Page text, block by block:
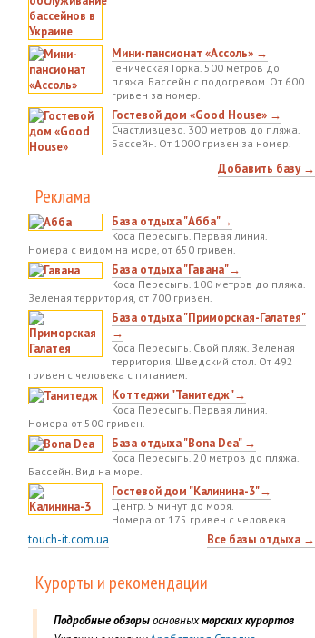
Мини-пансионат «Ассоль» →
Геническая Горка. 500 метров до
пляжа. Бассейн с подогревом. От 600
гривен за номер.
Гостевой дом «Good House» →
Счастливцево. 300 метров до пляжа.
Бассейн. От 1000 гривен за номер.
Добавить базу →
Реклама
База отдыха "Абба"→
Коса Пересыпь. Первая линия.
Номера с видом на море, от 650 гривен.
База отдыха "Гавана"→
Коса Пересыпь. 100 метров до пляжа.
Зеленая территория, от 700 гривен.
База отдыха "Приморская-Галатея"
→
Коса Пересыпь. Свой пляж. Зеленая
территория. Шведский стол. От 492
гривен с человека с питанием.
Коттеджи "Танитедж"→
Коса Пересыпь. Первая линия.
Номера от 500 гривен.
База отдыха "Bona Dea" →
Коса Пересыпь. 20 метров до пляжа.
Бассейн. Вид на море.
Гостевой дом "Калинина-3"→
Центр. 5 минут до моря.
Номера от 175 гривен с человека.
Все базы отдыха →
touch-it.com.ua
Курорты и рекомендации
Подробные обзорыосновныхморских курортов